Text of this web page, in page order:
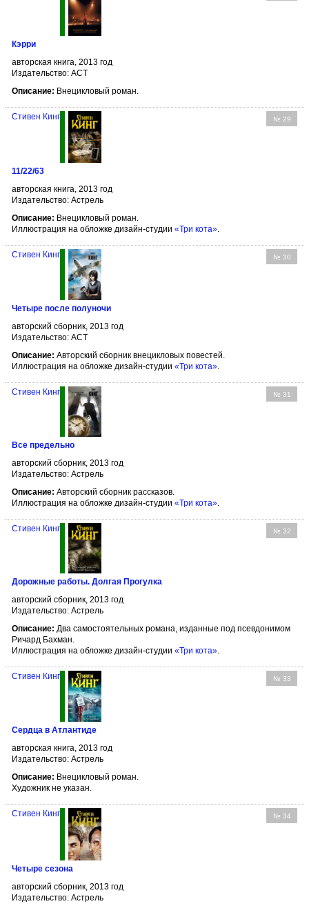
Кэрри
авторская книга, 2013 год
Издательство: АСТ
Описание: Внецикловый роман.
№ 29
Стивен Кинг
11/22/63
авторская книга, 2013 год
Издательство: Астрель
Описание: Внецикловый роман.
Иллюстрация на обложке дизайн-студии «Три кота».
№ 30
Стивен Кинг
Четыре после полуночи
авторский сборник, 2013 год
Издательство: АСТ
Описание: Авторский сборник внецикловых повестей.
Иллюстрация на обложке дизайн-студии «Три кота».
№ 31
Стивен Кинг
Все предельно
авторский сборник, 2013 год
Издательство: Астрель
Описание: Авторский сборник рассказов.
Иллюстрация на обложке дизайн-студии «Три кота».
№ 32
Стивен Кинг
Дорожные работы. Долгая Прогулка
авторский сборник, 2013 год
Издательство: Астрель
Описание: Два самостоятельных романа, изданные под псевдонимом
Ричард Бахман.
Иллюстрация на обложке дизайн-студии «Три кота».
№ 33
Стивен Кинг
Сердца в Атлантиде
авторская книга, 2013 год
Издательство: Астрель
Описание: Внецикловый роман.
Художник не указан.
№ 34
Стивен Кинг
Четыре сезона
авторский сборник, 2013 год
Издательство: Астрель